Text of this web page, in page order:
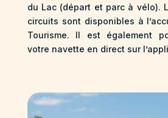
du Lac (départ et parc à vélo).
circuits sont disponibles à
Tourisme. Il est également
votre navette en direct sur